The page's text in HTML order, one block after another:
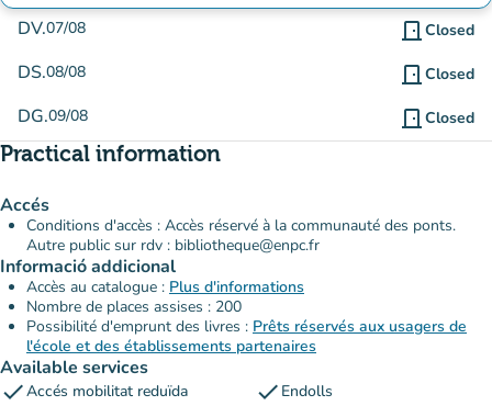
DV.07/08 door_front Closed
DS.08/08 door_front Closed
DG.09/08 door_front Closed
Practical information
Accés
Conditions d'accès : Accès réservé à la communauté des ponts.
Autre public sur rdv : bibliotheque@enpc.fr
Informació addicional
Accès au catalogue : Plus d'informations
Nombre de places assises : 200
Possibilité d'emprunt des livres : Prêts réservés aux usagers de
l'école et des établissements partenaires
Available services
checkAccés mobilitat reduïda check Endolls